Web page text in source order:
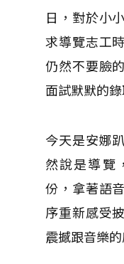
日，對於小
求導覽志工
仍然不要臉
面試默默的錄
今天是安娜
然說是導覽
份，拿著語
序重新感受
震撼跟音樂的